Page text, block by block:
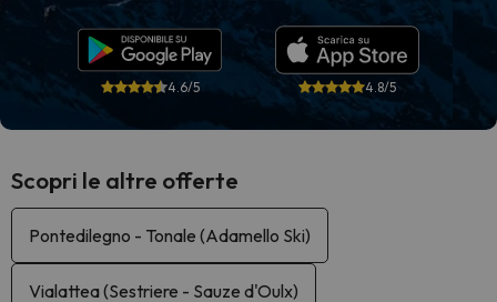
4.6/5 4.8/5
Scopri le altre offerte
Pontedilegno - Tonale (Adamello Ski)
Vialattea (Sestriere - Sauze d'Oulx)